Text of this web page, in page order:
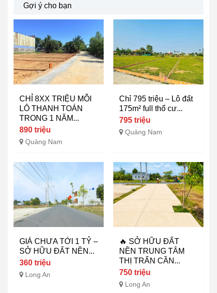
Gợi ý cho bạn
CHỈ 8XX TRIỆU MỖI
LÔ THANH TOÁN
TRONG 1 NĂM...
890 triệu
Quảng Nam
Chỉ 795 triệu – Lô đất
175m² full thổ cư...
795 triệu
Quảng Nam
GIÁ CHƯA TỚI 1 TỶ –
SỞ HỮU ĐẤT NỀN...
360 triệu
Long An
🔥 SỞ HỮU ĐẤT
NỀN TRUNG TÂM
THỊ TRẤN CẦN...
750 triệu
Long An